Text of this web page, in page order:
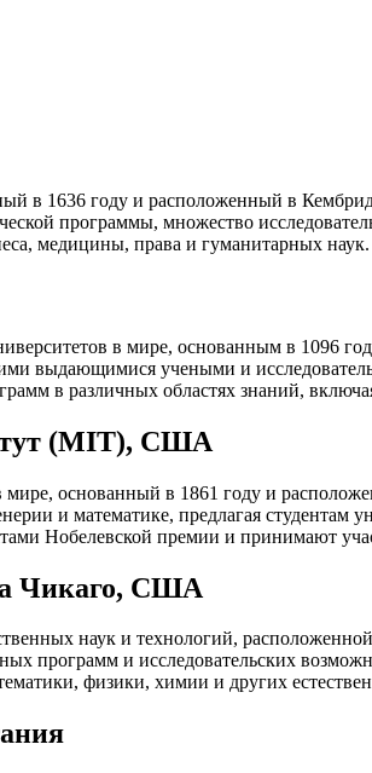
в 1636 году и расположенный в
программы, множество
медицины, права и гуманитарных наук.
в мире, основанным в 1096
выдающимися учеными и
в различных областях знаний,
(MIT), США
основанный в 1861 году и
и математике, предлагая студентам
Нобелевской премии и принимают
Чикаго, США
наук и технологий,
программ и исследовательских
физики, химии и других